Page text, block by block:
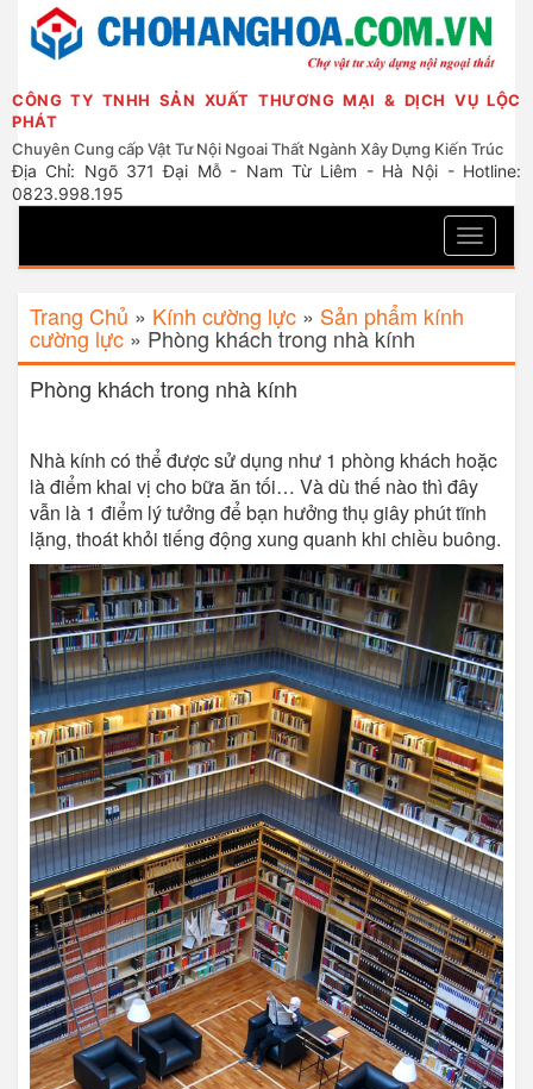
CÔNG TY TNHH SẢN XUẤT THƯƠNG MẠI & DỊCH VỤ LỘC
PHÁT
Chuyên Cung cấp Vật Tư Nội Ngoai Thất Ngành Xây Dựng Kiến Trúc
Địa Chỉ: Ngõ 371 Đại Mỗ - Nam Từ Liêm - Hà Nội - Hotline:
0823.998.195
Toggle
Trang Chủ » Kính cường lực » Sản phẩm kính
cường lực » Phòng khách trong nhà kính
Phòng khách trong nhà kính
Nhà kính có thể được sử dụng như 1 phòng khách hoặc
là điểm khai vị cho bữa ăn tối… Và dù thế nào thì đây
vẫn là 1 điểm lý tưởng để bạn hưởng thụ giây phút tĩnh
lặng, thoát khỏi tiếng động xung quanh khi chiều buông.